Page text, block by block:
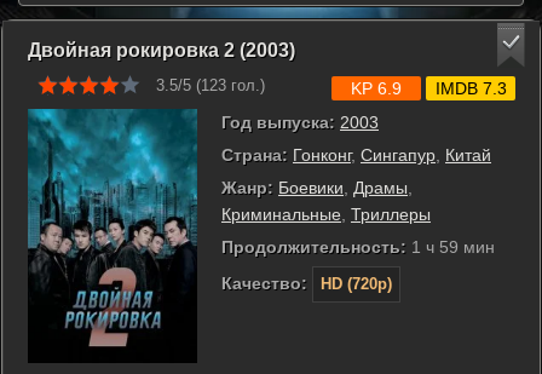
Двойная рокировка 2 (2003)
3.5/5 (123 гол.)
Год выпуска: 2003
Страна: Гонконг, Сингапур Китай
Жанр: Боевики Драмы
Криминальные Триллеры
Продолжительность: 1 ч 59 мин
Качество:
HD (720p)
KP 6.9 IMDB 7.3